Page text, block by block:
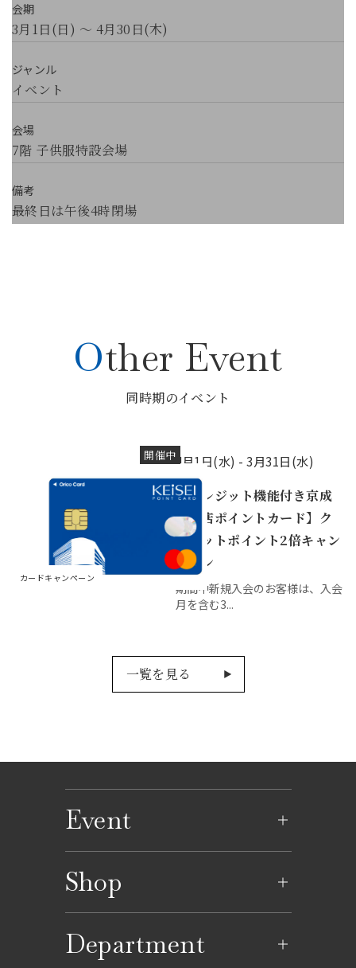
会期
3月1日(日) ～ 4月30日(木)
ジャンル
イベント
会場
7階 子供服特設会場
備考
最終日は午後4時閉場
Other Event
同時期のイベント
開催中
カードキャンペーン
4月1日(水) -3月31日(水)
【クレジット機能付き京成
百貨店ポイントカード】ク
レジットポイント2倍キャン
ペーン
期間中新規入会のお客様は、入会
月を含む3...
一覧を見る
Event
イベントカレンダー
Shop
レストラン一覧
Department